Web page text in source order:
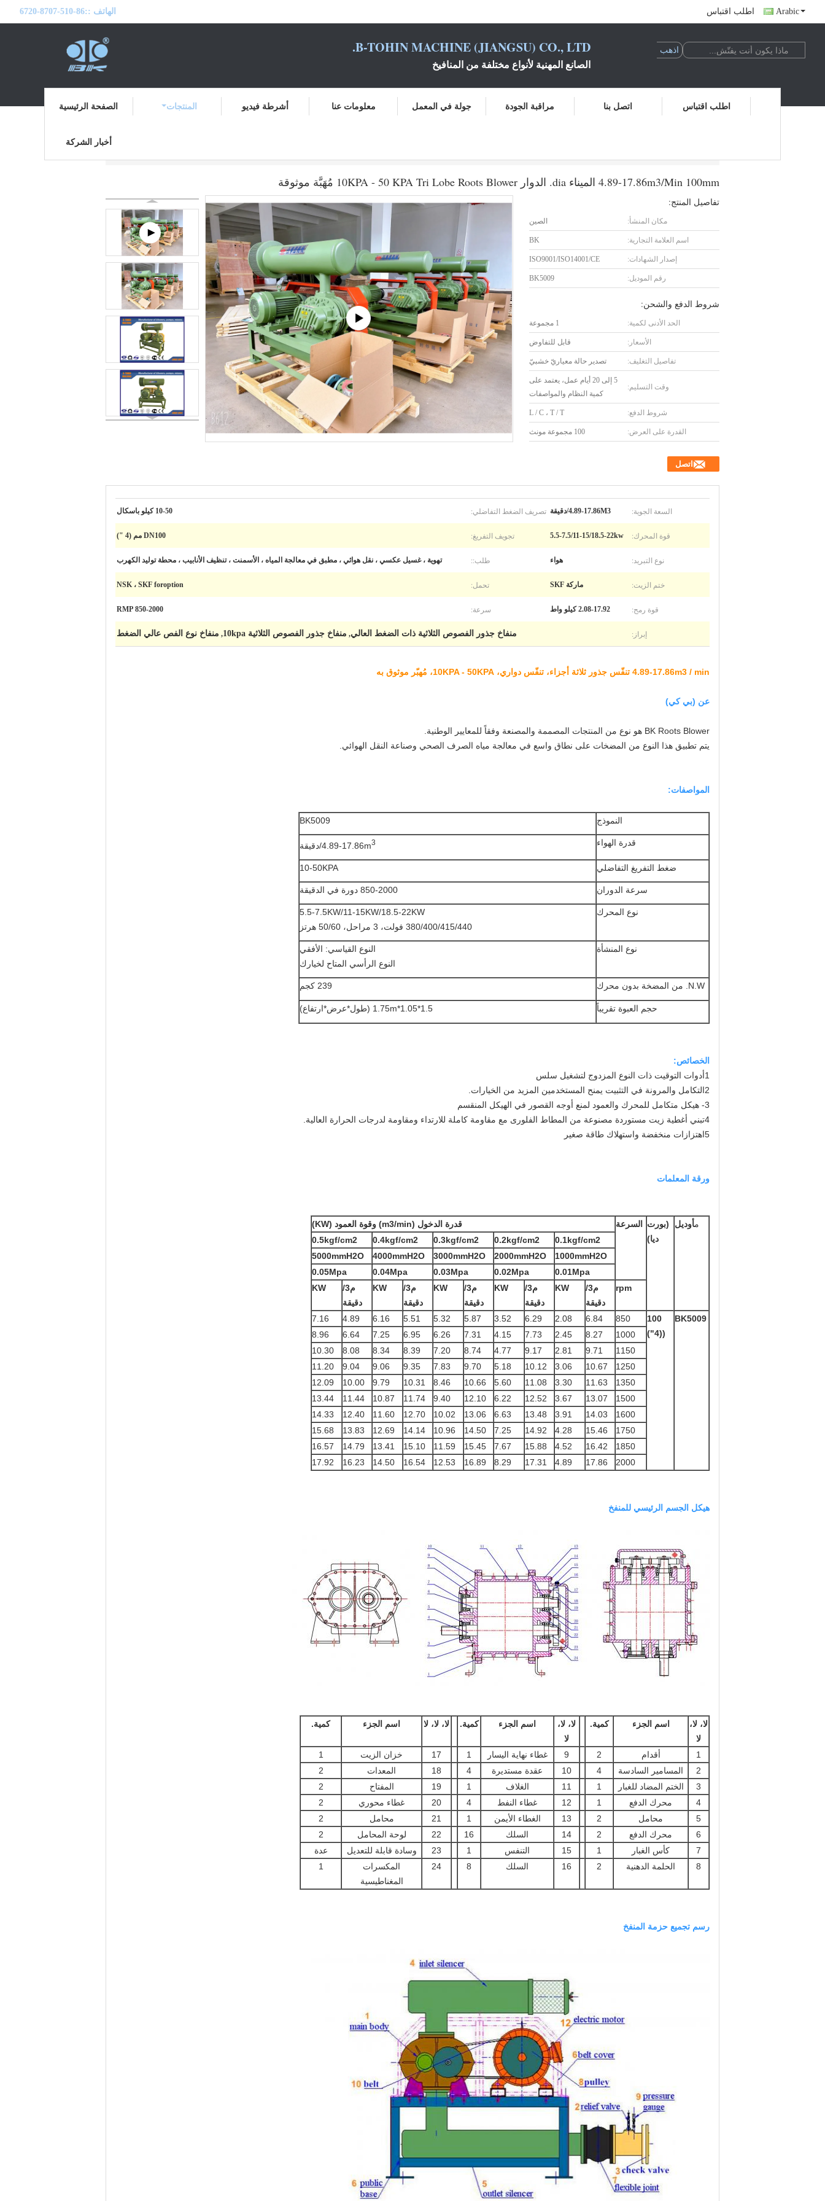
الهاتف ::86-510-8707-6720 اطلب اقتباس Arabic
B-TOHIN MACHINE (JIANGSU) CO., LTD.
الصانع المهنية لأنواع مختلفة من المنافيخ
الصفحة الرئيسية المنتجات أشرطة فيديو معلومات عنا جولة في المعمل مراقبة الجودة اتصل بنا اطلب اقتباس
أخبار الشركة
4.89-17.86m3/Min 100mm الميناء dia. الدوار 10KPA - 50 KPA Tri Lobe Roots Blower مُهَبَّة موثوقة
تفاصيل المنتج:
مكان المنشأ: الصين
اسم العلامة التجارية: BK
إصدار الشهادات: ISO9001/ISO14001/CE
رقم الموديل: BK5009
شروط الدفع والشحن:
الحد الأدنى لكمية: 1 مجموعة
الأسعار: قابل للتفاوض
تفاصيل التغليف: تصدير حالة معياريّ خشبيّ
وقت التسليم:
5 إلى 20 أيام عمل، يعتمد على
كمية النظام والمواصفات
شروط الدفع: L / C ، T / T
القدرة على العرض: 100 مجموعة مونث
اتصل
السعة الجوية: 4.89-17.86M3/دقيقة تصريف الضغط التفاضلي: 10-50 كيلو باسكال
قوة المحرك: 5.5-7.5/11-15/18.5-22kw تجويف التفريغ: DN100 مم (4 ")
نوع التبريد: هواء طلب:: تهوية ، غسيل عكسي ، نقل هوائي ، مطبق في معالجة المياه ، الأسمنت ، تنظيف الأنابيب ، محطة توليد الكهرب
ختم الزيت: ماركة SKF تحمل: NSK ، SKF foroption
قوة رمح: 2.08-17.92 كيلو واط سرعة: 850-2000 RMP
إبراز: منفاخ جذور الفصوص الثلاثية ذات الضغط العالي, منفاخ جذور الفصوص الثلاثية 10kpa , منفاخ نوع الفص عالي الضغط
4.89-17.86m3 / min تنفّس جذور ثلاثة أجزاء، تنفّس دواري، 10KPA - 50KPA، مُهبّر موثوق به
عن (بي كي)
BK Roots Blower هو نوع من المنتجات المصممة والمصنعة وفقاً للمعايير الوطنية.
يتم تطبيق هذا النوع من المضخات على نطاق واسع في معالجة مياه الصرف الصحي وصناعة النقل الهوائي.
المواصفات:
النموذج BK5009
قدرة الهواء 4.89-17.86m3 /دقيقة
ضغط التفريغ التفاضلي 10-50KPA
سرعة الدوران 850-2000 دورة في الدقيقة
نوع المحرك
5.5-7.5KW/11-15KW/18.5-22KW
380/400/415/440 فولت، 3 مراحل، 50/60 هرتز
نوع المنشأة
النوع القياسي: الأفقي
النوع الرأسي المتاح لخيارك
N.W. من المضخة بدون محرك 239 كجم
حجم العبوة تقريباً 1.5*1.05*1.75m (طول*عرض*ارتفاع)
الخصائص:
1أدوات التوقيت ذات النوع المزدوج لتشغيل سلس
2التكامل والمرونة في التثبيت يمنح المستخدمين المزيد من الخيارات.
3- هيكل متكامل للمحرك والعمود لمنع أوجه القصور في الهيكل المنقسم
4تبني أغطية زيت مستوردة مصنوعة من المطاط الفلورى مع مقاومة كاملة للارتداء ومقاومة لدرجات الحرارة العالية.
5اهتزازات منخفضة واستهلاك طاقة صغير
ورقة المعلمات
مأوديل
(بورت
ديا)
السرعة
قدرة الدخول (m3/min) وقوة العمود (KW)
0.1kgf/cm2
0.2kgf/cm2
0.3kgf/cm2
0.4kgf/cm2
0.5kgf/cm2
1000mmH2O
2000mmH2O
3000mmH2O
4000mmH2O
5000mmH2O
0.01Mpa
0.02Mpa
0.03Mpa
0.04Mpa
0.05Mpa
rpm
م3/
دقيقة
KW
م3/
دقيقة
KW
م3/
دقيقة
KW
م3/
دقيقة
KW
م3/
دقيقة
KW
BK5009
100
((4")
850
6.84
2.08
6.29
3.52
5.87
5.32
5.51
6.16
4.89
7.16
1000
8.27
2.45
7.73
4.15
7.31
6.26
6.95
7.25
6.64
8.96
1150
9.71
2.81
9.17
4.77
8.74
7.20
8.39
8.34
8.08
10.30
1250
10.67
3.06
10.12
5.18
9.70
7.83
9.35
9.06
9.04
11.20
1350
11.63
3.30
11.08
5.60
10.66
8.46
10.31
9.79
10.00
12.09
1500
13.07
3.67
12.52
6.22
12.10
9.40
11.74
10.87
11.44
13.44
1600
14.03
3.91
13.48
6.63
13.06
10.02
12.70
11.60
12.40
14.33
1750
15.46
4.28
14.92
7.25
14.50
10.96
14.14
12.69
13.83
15.68
1850
16.42
4.52
15.88
7.67
15.45
11.59
15.10
13.41
14.79
16.57
2000
17.86
4.89
17.31
8.29
16.89
12.53
16.54
14.50
16.23
17.92
هيكل الجسم الرئيسي للمنفخ
لا، لا،
لا
اسم الجزء كمية.
لا، لا،
لا
اسم الجزء كمية. لا، لا، لا اسم الجزء كمية.
1 أقدام 2
9 غطاء نهاية اليسار 1
17 خزان الزيت
1
2
المسامير السادسة 4
10 عقدة مستديرة 4
18 المعدات
2
3
الختم المضاد للغبار 1
11 الغلاف 1
19 المفتاح
2
4
محرك الدفع 1
12 غطاء النفط 4
20 غطاء محوري
2
5
محامل 2
13 الغطاء الأيمن 1
21 محامل
2
6
محرك الدفع 2
14 السلك 16
22 لوحة المحامل
2
7
كأس الغبار 1
15 التنفس 1
23 وسادة قابلة للتعديل
عدة
8
الحلمة الدهنية 2
16 السلك 8
24
المكسرات
المغناطيسية
1
رسم تجميع حزمة المنفخ